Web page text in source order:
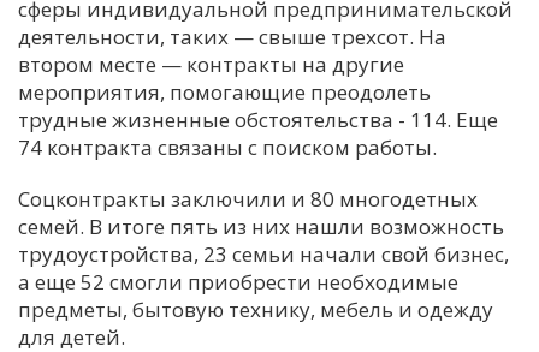
сферы индивидуальной предпринимательской
деятельности, таких — свыше трехсот. На
втором месте — контракты на другие
мероприятия, помогающие преодолеть
трудные жизненные обстоятельства - 114. Еще
74 контракта связаны с поиском работы.
Соцконтракты заключили и 80 многодетных
семей. В итоге пять из них нашли возможность
трудоустройства, 23 семьи начали свой бизнес,
а еще 52 смогли приобрести необходимые
предметы, бытовую технику, мебель и одежду
для детей.